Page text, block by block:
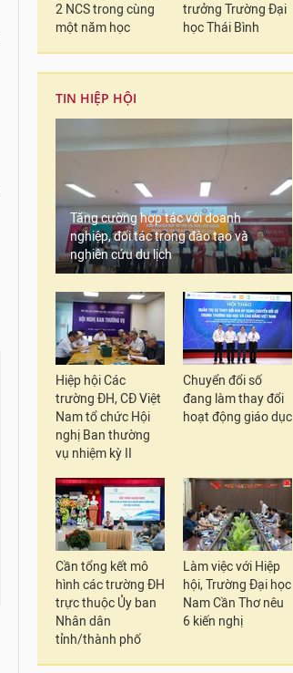
2 NCS trong cùng
một năm học
trưởng Trường Đại
học Thái Bình
TIN HIỆP HỘI
Tăng cường hợp tác với doanh
nghiệp, đối tác trong đào tạo và
nghiên cứu du lịch
Hiệp hội Các
trường ĐH, CĐ Việt
Nam tổ chức Hội
nghị Ban thường
vụ nhiệm kỳ II
Chuyển đổi số
đang làm thay đổi
hoạt động giáo dục
Cần tổng kết mô
hình các trường ĐH
trực thuộc Ủy ban
Nhân dân
tỉnh/thành phố
Làm việc với Hiệp
hội, Trường Đại học
Nam Cần Thơ nêu
6 kiến nghị